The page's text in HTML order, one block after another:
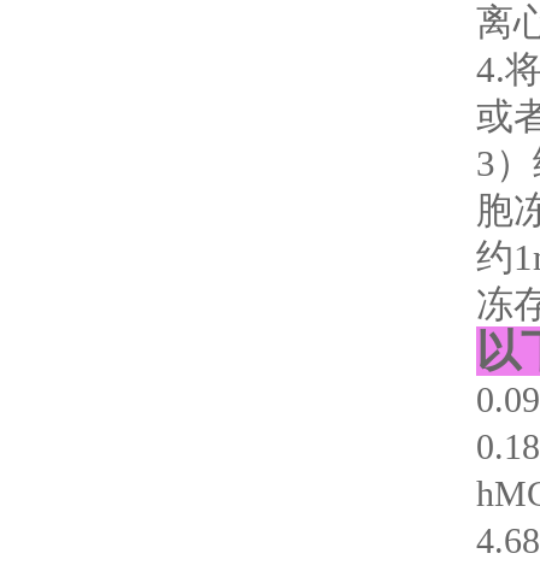
离
4.
或
3
胞
约
冻
以